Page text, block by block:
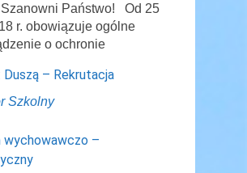
Państwo! Od 25
r. obowiązuje ogólne
o ochronie
Duszą – Rekrutacja
Szkolny
wychowawczo –